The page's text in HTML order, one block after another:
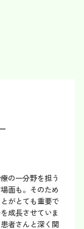
の一分野を担う
面も。そのため
がとても重要で
成長させていま
者さんと深く関